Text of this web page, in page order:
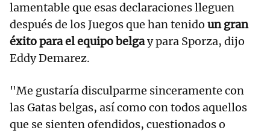
lamentable que esas declaraciones lleguen
después de los Juegos que han tenido un gran
éxito para el equipo belgay para Sporza, dijo
Eddy Demarez.
"Me gustaría disculparme sinceramente con
las Gatas belgas, así como con todos aquellos
que se sienten ofendidos, cuestionados o